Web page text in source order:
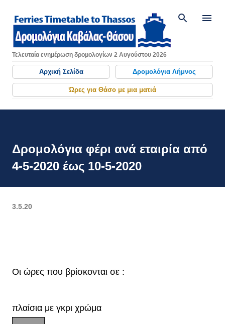
Μετάβαση στο κύριο περιεχόμενο
Τελευταία ενημέρωση δρομολογίων 2 Αυγούστου 2026
Αρχική Σελίδα Δρομολόγια Λήμνος
Ώρες για Θάσο με μια ματιά
Δρομολόγια φέρι ανά εταιρία από
4-5-2020 έως 10-5-2020
3.5.20
Οι ώρες που βρίσκονται σε :
πλαίσια με γκρι χρώμα